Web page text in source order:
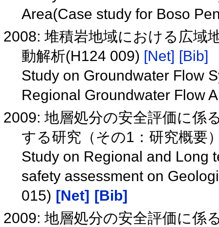
Area(Case study for Boso
2008: 堆積岩地域における広域
動解析(H124 009) [Net] [Bib]
Study on Groundwater Flow
Regional Groundwater Flow
2009: 地層処分の安全評価に係
する研究（その1：研究概要
Study on Regional and Long
safety assessment on
015) [Net] [Bib]
2009: 地層処分の安全評価に係